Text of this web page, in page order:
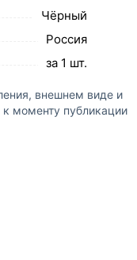
Чёрный
Россия
за 1 шт.
внешнем виде и
к моменту публикации